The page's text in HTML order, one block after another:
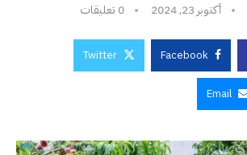
أكتوبر 23, 2024 0 تعليقات
Facebook
Twitter
Email